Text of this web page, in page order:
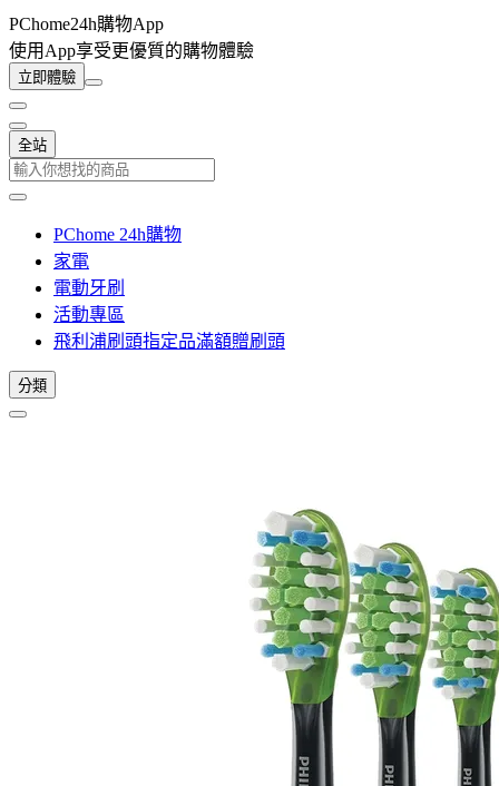
PChome24h購物App
使用App享受更優質的購物體驗
立即體驗
全站
PChome 24h購物
家電
電動牙刷
活動專區
飛利浦刷頭指定品滿額贈刷頭
分類